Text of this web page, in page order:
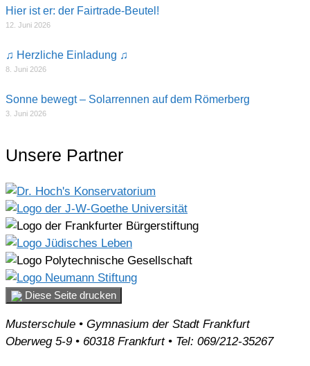
Hier ist er: der Fairtrade-Beutel!
12. Juni 2026
♫ Herzliche Einladung ♫
8. Juni 2026
Sonne bewegt – Solarrennen auf dem Römerberg
3. Juni 2026
Unsere Partner
Diese Seite drucken
Musterschule • Gymnasium der Stadt Frankfurt
Oberweg 5-9 • 60318 Frankfurt • Tel: 069/212-35267